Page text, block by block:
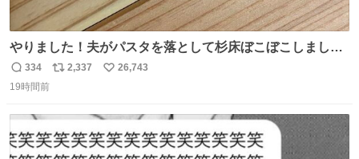
やりました！夫がパスタを落として杉床ぼこぼこしまし
た！よかったーーー！ファーストぼこぼこ自分じゃなく
て！これで第二波いつでもいけます！！！✌️いやーほっと
は乾燥パスタに負けます。豆腐くらいやわやわです。
返
信
334
リ
数
2,337
い
26,743
19時間前